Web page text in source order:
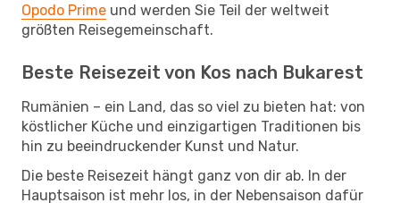
Opodo Prime und werden Sie Teil der weltweit
größten Reisegemeinschaft.
Beste Reisezeit von Kos nach Bukarest
Rumänien – ein Land, das so viel zu bieten hat: von
köstlicher Küche und einzigartigen Traditionen bis
hin zu beeindruckender Kunst und Natur.
Die beste Reisezeit hängt ganz von dir ab. In der
Hauptsaison ist mehr los, in der Nebensaison dafür